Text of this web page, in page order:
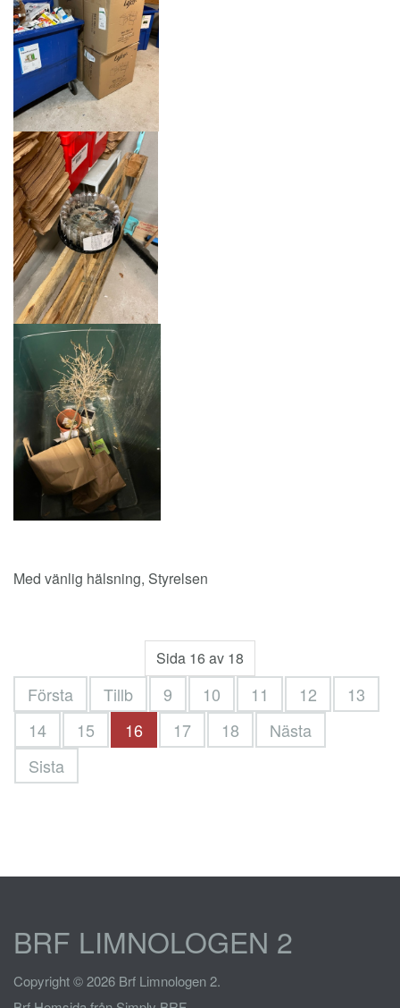
Med vänlig hälsning, Styrelsen
Sida 16 av 18
Första Tillb 9 10 11 12
13
14
15 16 17 18
Nästa
Sista
BRF LIMNOLOGEN 2
Copyright © 2026 Brf Limnologen 2.